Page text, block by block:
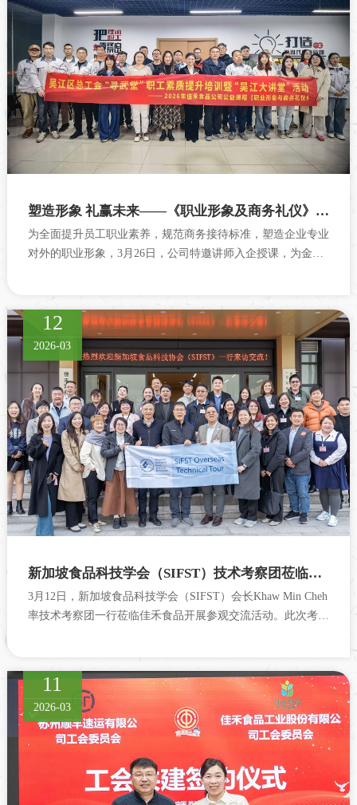
塑造形象 礼赢未来——《职业形象及商务礼仪》专项培训圆满收官
为全面提升员工职业素养，规范商务接待标准，塑造企业专业
对外的职业形象，3月26日，公司特邀讲师入企授课，为金猫
12
2026-03
新加坡食品科技学会（SIFST）技术考察团莅临佳禾参观交流
3月12日，新加坡食品科技学会（SIFST）会长Khaw Min Cheh
率技术考察团一行莅临佳禾食品开展参观交流活动。此次考察
11
2026-03